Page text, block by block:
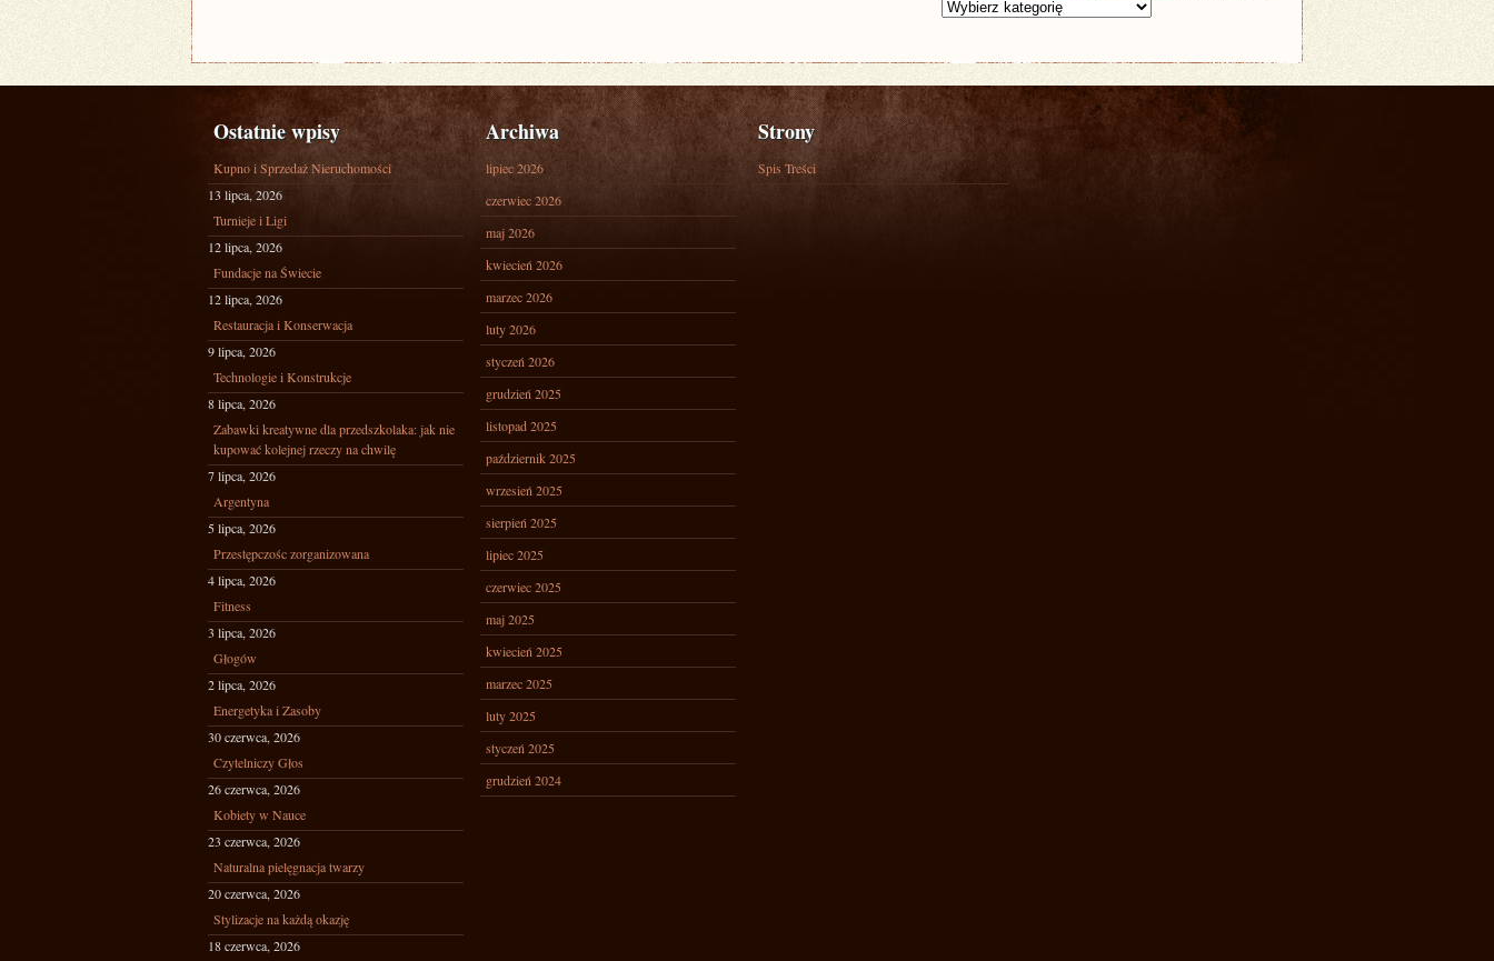
Kategorie
Ostatnie wpisy
Kupno i Sprzedaż Nieruchomości
13 lipca, 2026
Turnieje i Ligi
12 lipca, 2026
Fundacje na Świecie
12 lipca, 2026
Restauracja i Konserwacja
9 lipca, 2026
Technologie i Konstrukcje
8 lipca, 2026
Zabawki kreatywne dla przedszkolaka: jak nie
kupować kolejnej rzeczy na chwilę
7 lipca, 2026
Argentyna
5 lipca, 2026
Przestępczośc zorganizowana
4 lipca, 2026
Fitness
3 lipca, 2026
Głogów
2 lipca, 2026
Energetyka i Zasoby
30 czerwca, 2026
Czytelniczy Głos
26 czerwca, 2026
Kobiety w Nauce
23 czerwca, 2026
Naturalna pielęgnacja twarzy
20 czerwca, 2026
Stylizacje na każdą okazję
18 czerwca, 2026
Archiwa
lipiec 2026
czerwiec 2026
maj 2026
kwiecień 2026
marzec 2026
luty 2026
styczeń 2026
grudzień 2025
listopad 2025
październik 2025
wrzesień 2025
sierpień 2025
lipiec 2025
czerwiec 2025
maj 2025
kwiecień 2025
marzec 2025
luty 2025
styczeń 2025
grudzień 2024
Strony
Spis Treści